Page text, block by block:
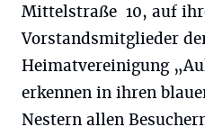
Mittelstraße 10, auf
Vorstandsmitglieder
Heimatvereinigung
erkennen in ihren
Nestern allen